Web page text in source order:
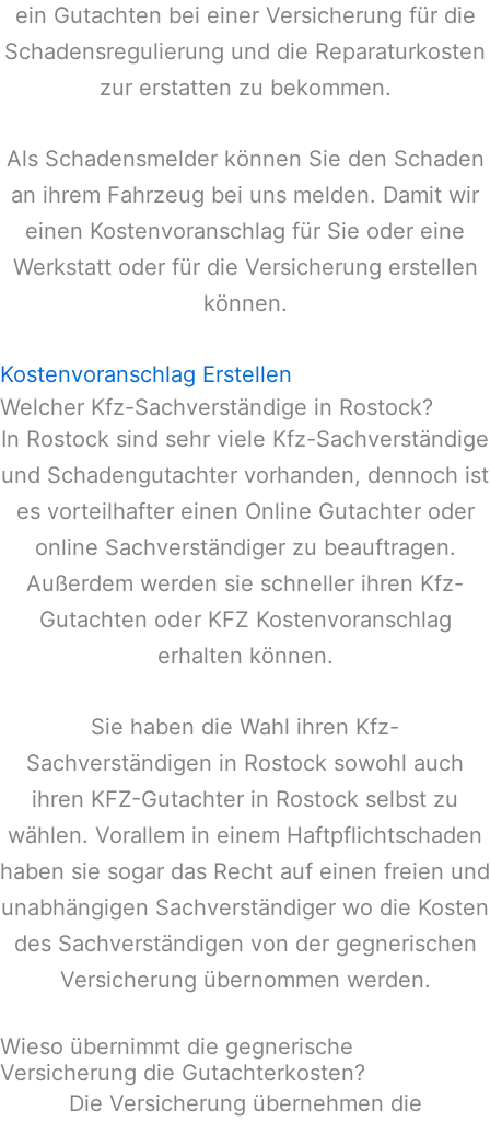
ein Gutachten bei einer Versicherung für die
Schadensregulierung und die Reparaturkosten
zur erstatten zu bekommen.
Als Schadensmelder können Sie den Schaden
an ihrem Fahrzeug bei uns melden. Damit wir
einen Kostenvoranschlag für Sie oder eine
Werkstatt oder für die Versicherung erstellen
können.
Kostenvoranschlag Erstellen
Welcher Kfz-Sachverständige in Rostock?
In Rostock sind sehr viele Kfz-Sachverständige
und Schadengutachter vorhanden, dennoch ist
es vorteilhafter einen Online Gutachter oder
online Sachverständiger zu beauftragen.
Außerdem werden sie schneller ihren Kfz-
Gutachten oder KFZ Kostenvoranschlag
erhalten können.
Sie haben die Wahl ihren Kfz-
Sachverständigen in Rostock sowohl auch
ihren KFZ-Gutachter in Rostock selbst zu
wählen. Vorallem in einem Haftpflichtschaden
haben sie sogar das Recht auf einen freien und
unabhängigen Sachverständiger wo die Kosten
des Sachverständigen von der gegnerischen
Versicherung übernommen werden.
Wieso übernimmt die gegnerische
Versicherung die Gutachterkosten?
Die Versicherung übernehmen die